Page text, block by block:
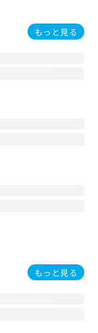
もっと見る
もっと見る